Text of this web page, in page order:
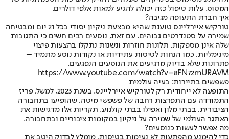
המטוס. עלות טיפול כזה יכולה להגיע למאות אלפי דולרים.
איך חברת התעופה מגיבה?
טורקיש איירליינס טוענת שהיא מבצעת ניקיון יסודי בכל 21 יום ומבטיחה
שמירה על סטנדרטים גבוהים. עם זאת, נוסעים רבים חשים כי התגובות
שלה אינן מספקות. תלונות חוזרות ונשנות נתקלו בהצעות פיצוי
מינימליות, כמו הנחות לטיסות עתידיות או נקודות נוסע מתמיד –
פתרונות שלא בדיוק מרגיעים את הנוסעים הנפגעים.
https://www.youtube.com/watch?v=8FN72mURAVM
פשפשים בתיירות: בעיה עולמית
התופעה לא ייחודית רק לטורקיש איירליינס. בשנת 2023, למשל, פריז
התמודדה עם התפרצות רחבה של פשפשי מיטה, שהופיעו בתחבורה
הציבורית, בבתי מלון ואפילו בבתי קולנוע. תקריות אלו מדגישות את
האתגר העולמי של שמירה על ניקיון במקומות ציבוריים ובתחבורה.
מה אפשר לעשות כנוסעים?